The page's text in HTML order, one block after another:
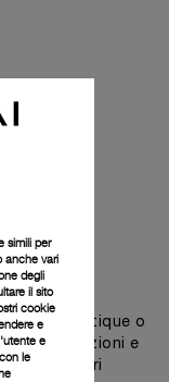
nostre boutique o
le collezioni e
dei nostri
simili per
anche vari
degli
il sito
cookie
e
e
le